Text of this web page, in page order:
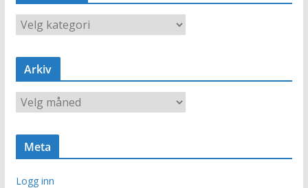
K
a
e
o
i
r
Arkiv
A
r
i
Meta
Logg inn